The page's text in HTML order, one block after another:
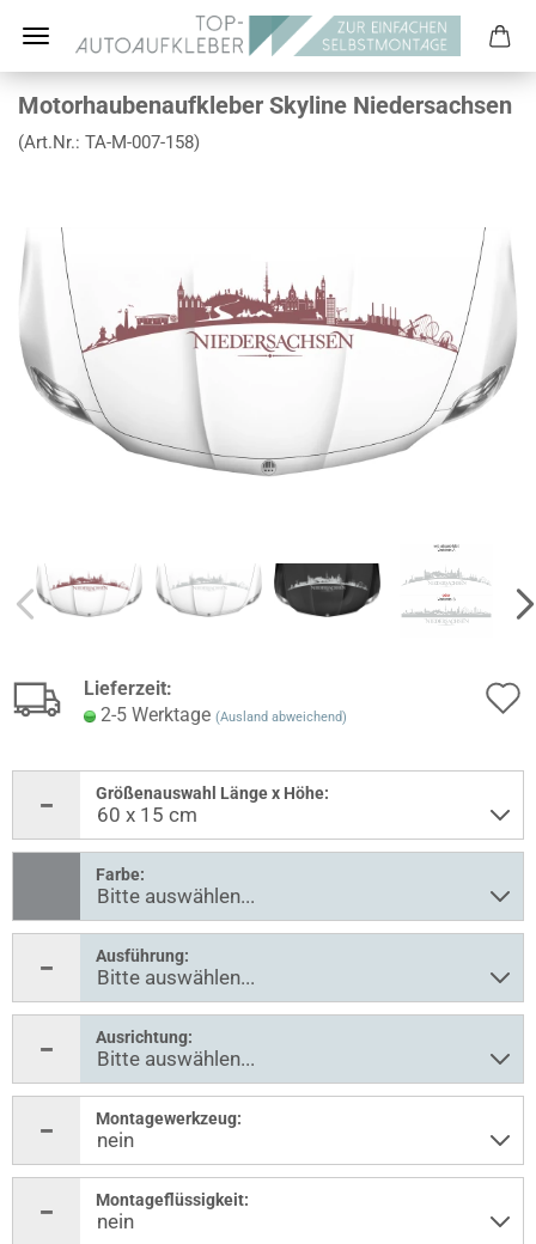
Motorhaubenaufkleber Skyline Niedersachsen
(Art.Nr.: TA-M-007-158)
Lieferzeit:
2-5 Werktage (Ausland abweichend)
Größenauswahl Länge x Höhe:
Farbe:
Ausführung:
Ausrichtung:
Montagewerkzeug:
Montageflüssigkeit: